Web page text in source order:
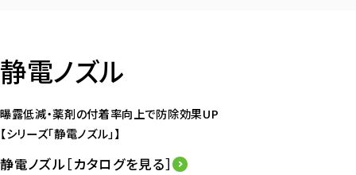
静電ノズル
曝露低減・薬剤の付着率向上で防除効果UP
【シリーズ「静電ノズル」】
静電ノズル［カタログを見る］